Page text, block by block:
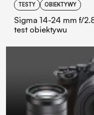
TESTY OBIEKTYWY
Sigma 14-24 mm f/
test obiektywu